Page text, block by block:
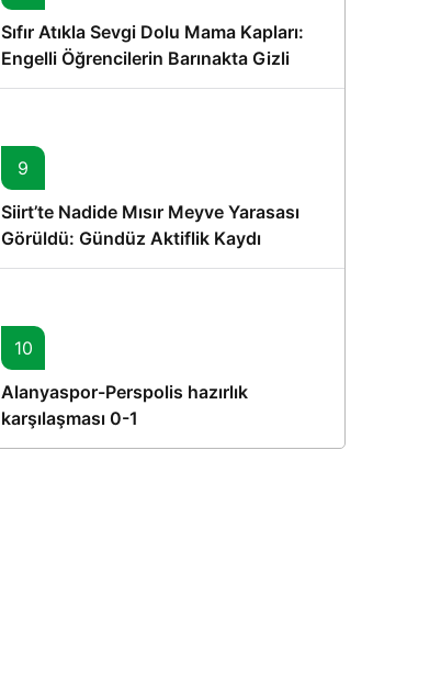
Sıfır Atıkla Sevgi Dolu Mama Kapları:
Engelli Öğrencilerin Barınakta Gizli
Dostları İçin Gönüllü Proje
9
Siirt’te Nadide Mısır Meyve Yarasası
Görüldü: Gündüz Aktiflik Kaydı
10
Alanyaspor-Perspolis hazırlık
karşılaşması 0-1